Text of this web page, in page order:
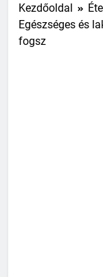
Kezdőoldal
Egészséges és
fogsz